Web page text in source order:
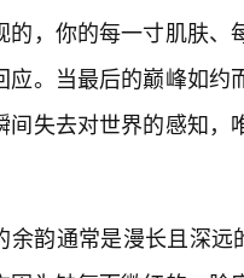
的，你的每一寸肌肤
应。当最后的巅峰如
间失去对世界的感知
余韵通常是漫长且深远